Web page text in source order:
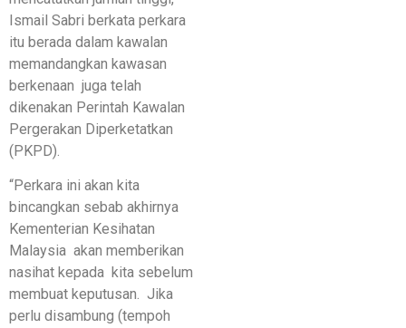
Ismail Sabri berkata perkara
itu berada dalam kawalan
memandangkan kawasan
berkenaan juga telah
dikenakan Perintah Kawalan
Pergerakan Diperketatkan
(PKPD).
“Perkara ini akan kita
bincangkan sebab akhirnya
Kementerian Kesihatan
Malaysia akan memberikan
nasihat kepada kita sebelum
membuat keputusan. Jika
perlu disambung (tempoh